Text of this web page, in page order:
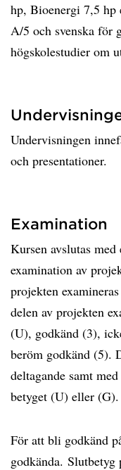
hp, Bioenergi 7,5 hp
A/5 och svenska för
högskolestudier om
Undervisningen
och presentationer.
Examination
Kursen avslutas
examination av
projekten
delen av projekten
(U), godkänd (3),
beröm godkänd (5).
deltagande samt
betyget (U) eller (G).
För att bli godkänd
godkända. Slutbetyg